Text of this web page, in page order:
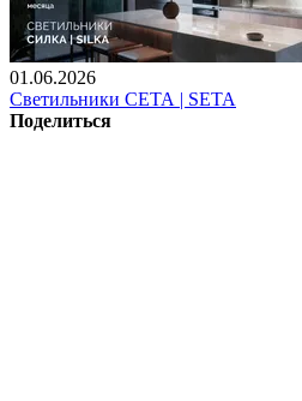
01.06.2026
Светильники СЕТА | SETA
Поделиться